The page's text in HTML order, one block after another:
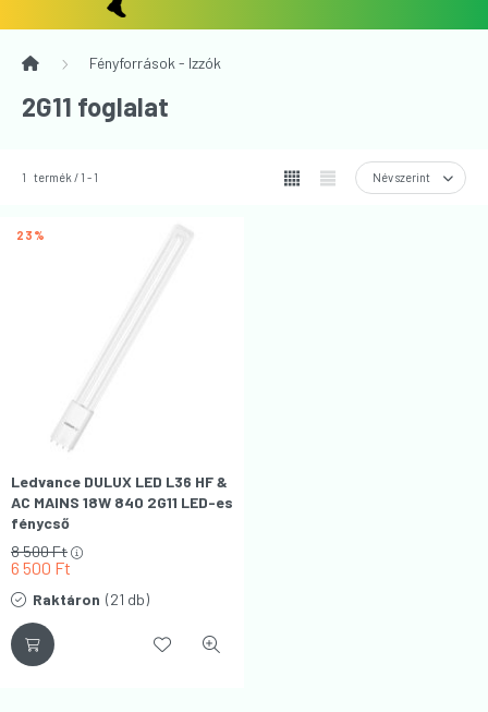
Fényforrások - Izzók
2G11 foglalat
1 termék 1 1
23
Ledvance DULUX LED L36 HF &
AC MAINS 18W 840 2G11 LED-es
fénycső
6 500 Ft
8 500Ft
Raktáron (21 db)